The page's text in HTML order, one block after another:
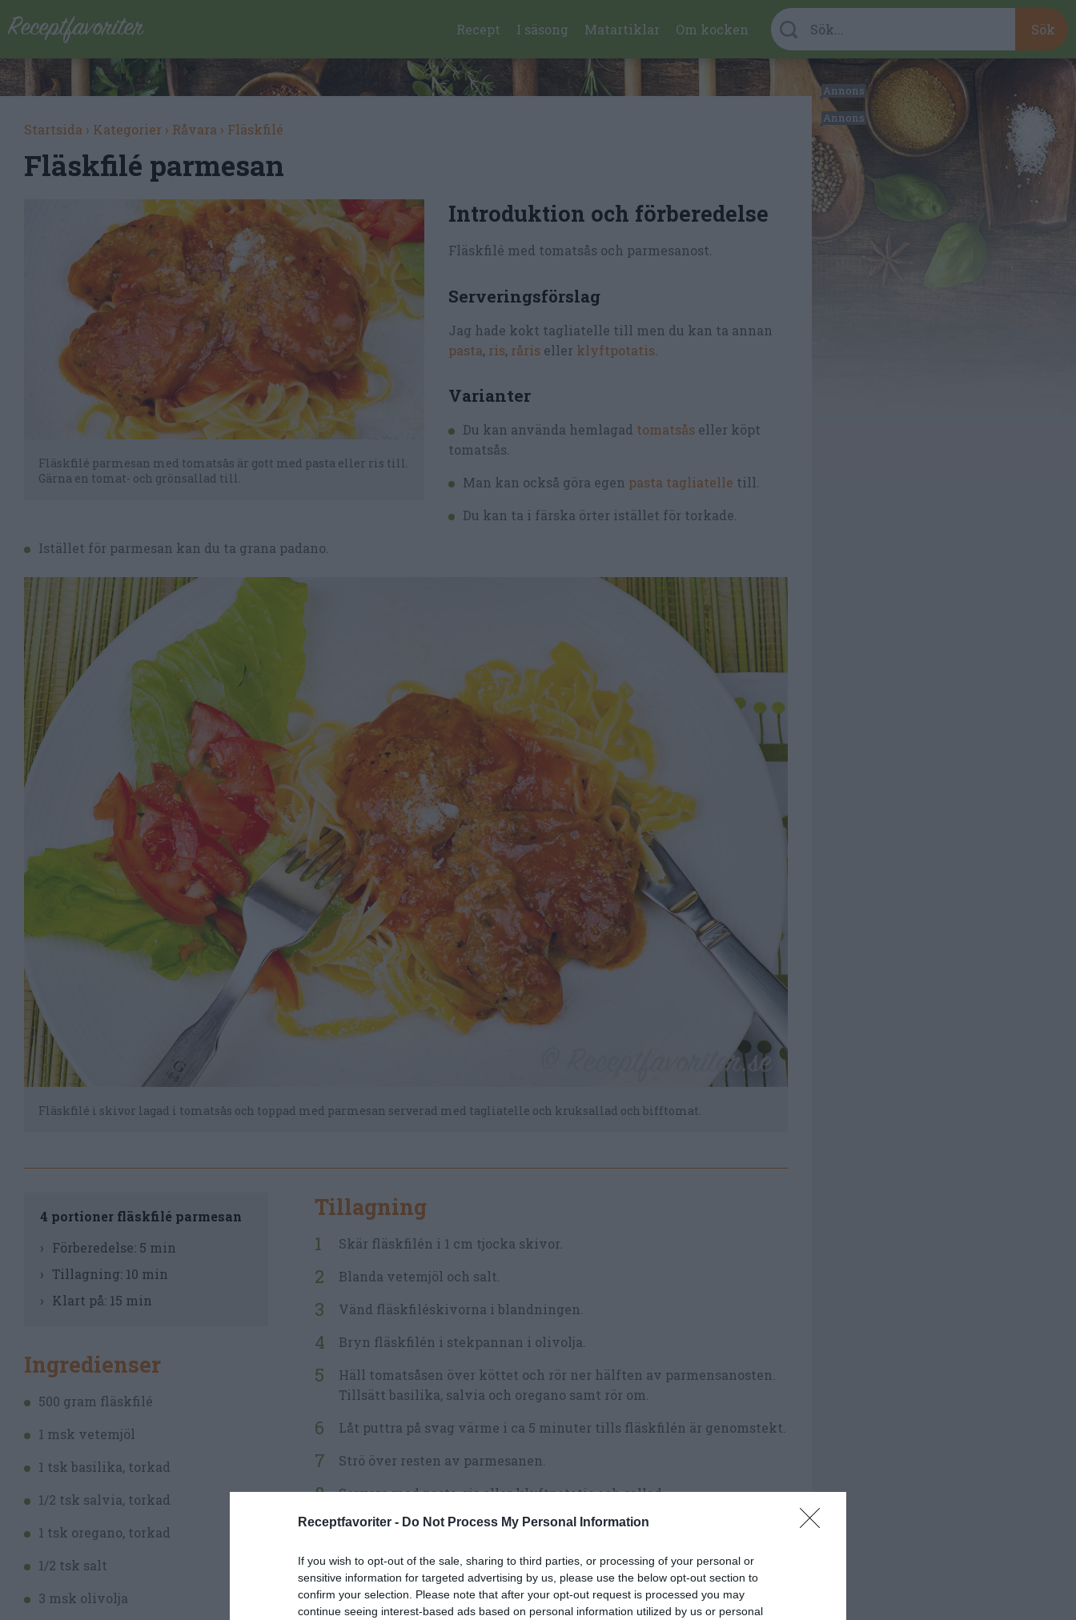
Receptfavoriter - Do Not Process My Personal Information
If you wish to opt-out of the sale, sharing to third parties, or processing of your personal or
sensitive information for targeted advertising by us, please use the below opt-out section to
confirm your selection. Please note that after your opt-out request is processed you may
continue seeing interest-based ads based on personal information utilized by us or personal
Recept I säsong Matartiklar Om kocken
Startsida › Kategorier › Råvara › Fläskfilé
Fläskfilé parmesan
Fläskfilé parmesan med tomatsås är gott med pasta eller ris till.
Gärna en tomat- och grönsallad till.
Introduktion och förberedelse
Fläskfilé med tomatsås och parmesanost.
Serveringsförslag
Jag hade kokt tagliatelle till men du kan ta annan
pasta, ris, råris eller klyftpotatis
Varianter
Du kan använda hemlagad tomatsås eller köpt
tomatsås.
Man kan också göra egen pasta tagliatelle till.
Du kan ta i färska örter istället för torkade.
Istället för parmesan kan du ta grana padano.
Fläskfilé i skivor lagad i tomatsås och toppad med parmesan serverad med tagliatelle och kruksallad och bifftomat.
4 portioner fläskfilé parmesan
Förberedelse: 5 min
Tillagning: 10 min
Klart på: 15 min
Ingredienser
500 gram fläskfilé
1 msk vetemjöl
1 tsk basilika, torkad
1/2 tsk salvia, torkad
1 tsk oregano, torkad
1/2 tsk salt
3 msk olivolja
Tillagning
Skär fläskfilén i 1 cm tjocka skivor.
Blanda vetemjöl och salt.
Vänd fläskfiléskivorna i blandningen.
Bryn fläskfilén i stekpannan i olivolja.
Häll tomatsåsen över köttet och rör ner hälften av parmensanosten.
Tillsätt basilika, salvia och oregano samt rör om.
Låt puttra på svag värme i ca 5 minuter tills fläskfilén är genomstekt.
Strö över resten av parmesanen.
Servera med pasta, ris eller klyftpotatis och sallad.